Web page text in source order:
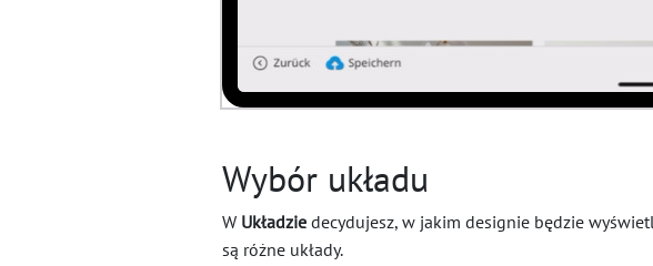
Wybór układu
W Układzie decydujesz, w jakim designie będzie
są różne układy.